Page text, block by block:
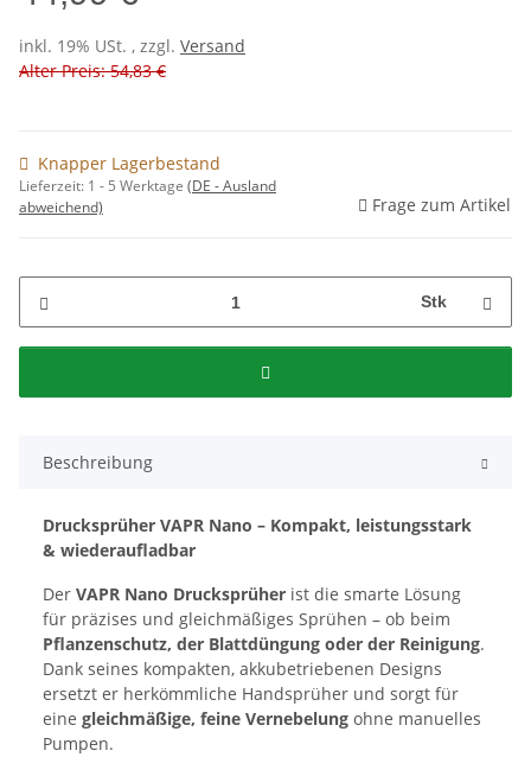
inkl. 19% USt. , zzgl. Versand
Alter Preis: 54,83 €
Knapper Lagerbestand
Lieferzeit: 1 - 5 Werktage (DE - Ausland
abweichend)
Frage zum Artikel
Stk
Beschreibung
Drucksprüher VAPR Nano – Kompakt, leistungsstark
& wiederaufladbar
Der VAPR Nano Drucksprüher ist die smarte Lösung
für präzises und gleichmäßiges Sprühen – ob beim
Pflanzenschutz, der Blattdüngung oder der Reinigung.
Dank seines kompakten, akkubetriebenen Designs
ersetzt er herkömmliche Handsprüher und sorgt für
eine gleichmäßige, feine Vernebelung ohne manuelles
Pumpen.